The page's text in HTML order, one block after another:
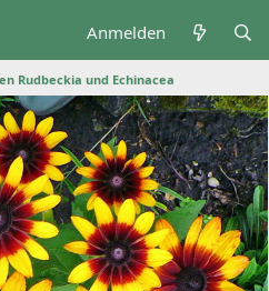
Anmelden
Rudbeckia und Echinacea